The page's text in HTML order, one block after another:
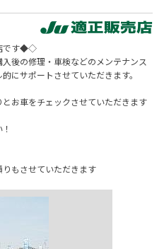
です◆◇
後の修理・車検などのメンテナンス
にサポートさせていただきます。
お車をチェックさせていただきます
もさせていただきます